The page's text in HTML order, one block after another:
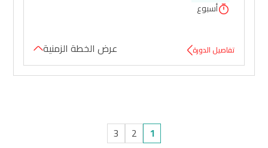
أسبوع
تفاصيل الدورة عرض الخطة الزمنية
1
2
3